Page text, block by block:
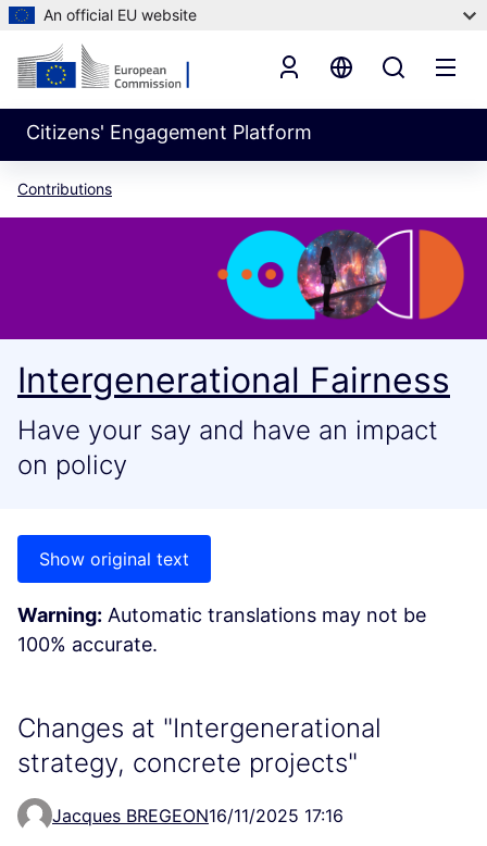
An official EU website
Citizens' Engagement Platform
Contributions
Intergenerational Fairness
Have your say and have an impact
on policy
Show original text
Warning: Automatic translations may not be
100% accurate.
Changes at "Intergenerational
strategy, concrete projects"
Jacques BREGEON16/11/2025 17:16